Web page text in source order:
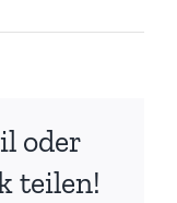
oder
teilen!